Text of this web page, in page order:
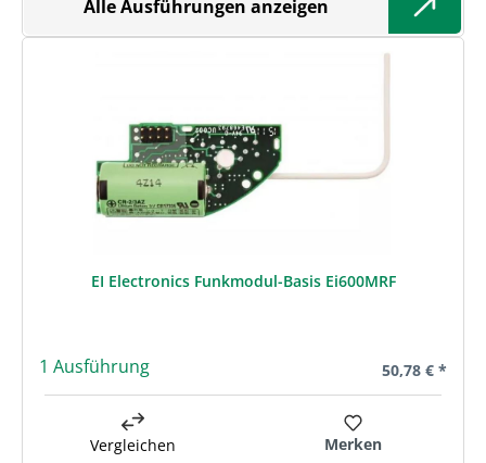
Alle Ausführungen anzeigen
EI Electronics Funkmodul-Basis Ei600MRF
1 Ausführung Regulärer
50,78 € *
Vergleichen Merken